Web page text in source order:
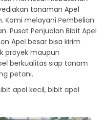
tanaman Apel
Kami melayani Pembelian
Pusat Penjualan Bibit Apel
Apel besar bisa kirim
proyek maupun
berkualitas siap tanam
petani.
apel kecil, bibit apel